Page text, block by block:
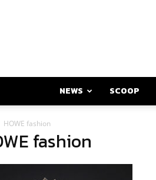
NEWS SCOOP
HOWE fashion
fashion